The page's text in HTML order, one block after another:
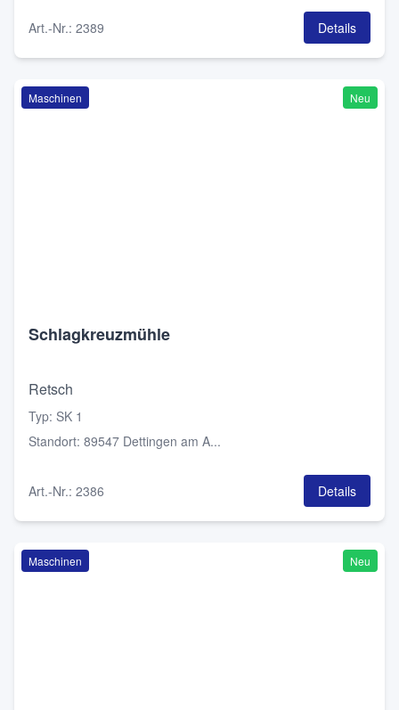
Art.-Nr.: 2389 Details
Maschinen Neu
Schlagkreuzmühle
Retsch
Typ: SK 1
Standort: 89547 Dettingen am A...
Art.-Nr.: 2386 Details
Maschinen Neu